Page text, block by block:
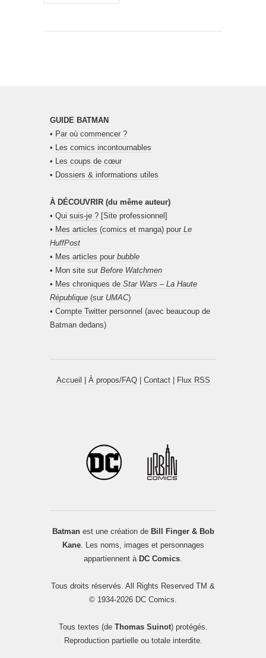
GUIDE BATMAN
• Par où commencer ?
• Les comics incontournables
• Les coups de cœur
• Dossiers & informations utiles
À DÉCOUVRIR (du même auteur)
• Qui suis-je ? [Site professionnel]
• Mes articles (comics et manga) pour Le
HuffPost
• Mes articles pour bubble
• Mon site sur Before Watchmen
• Mes chroniques de Star Wars – La Haute
République (sur UMAC)
• Compte Twitter personnel (avec beaucoup de
Batman dedans)
Accueil À propos/FAQ| Contact| Flux RSS
Batmanest une création de Bill Finger & Bob
Kane. Les noms, images et personnages
appartiennent à DC Comics.
Tous droits réservés. All Rights Reserved TM &
© 1934-2026 DC Comics.
Tous textes (de Thomas Suinot) protégés.
Reproduction partielle ou totale interdite.